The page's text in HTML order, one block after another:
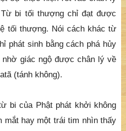
Từ bi tối thượng chỉ đạt được
tối thượng. Nói cách khác từ
phát sinh bằng cách phá hủy
giác ngộ được chân lý về
(tánh không).
bi của Phật phát khởi không
mắt hay một trái tim nhìn thấy